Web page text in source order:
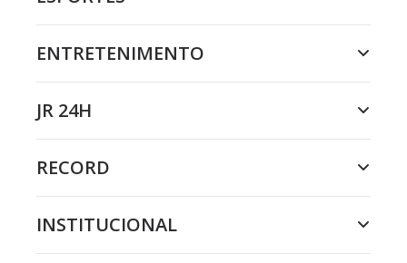
ENTRETENIMENTO
JR 24H
RECORD
INSTITUCIONAL